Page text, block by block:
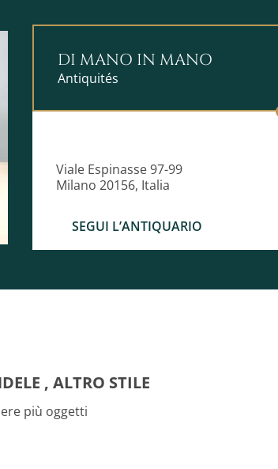
DI MANO IN MANO
Antiquités
Viale Espinasse 97-99
Milano 20156, Italia
SEGUI L’ANTIQUARIO
, ALTRO STILE
più oggetti